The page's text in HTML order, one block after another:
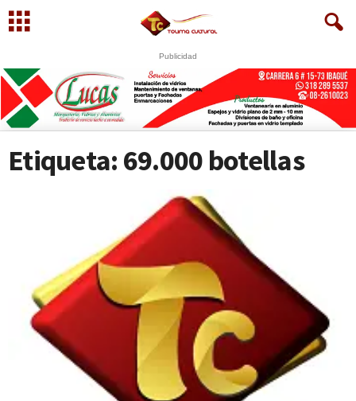
Publicidad
S
WhatsApp +573249605958
Etiqueta: 69.000 botellas